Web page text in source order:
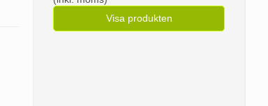
Visa produkten